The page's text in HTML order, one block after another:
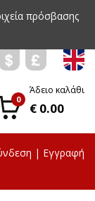
πρόσβασης
0
Άδειο καλάθι
€ 0.00
| Εγγραφή